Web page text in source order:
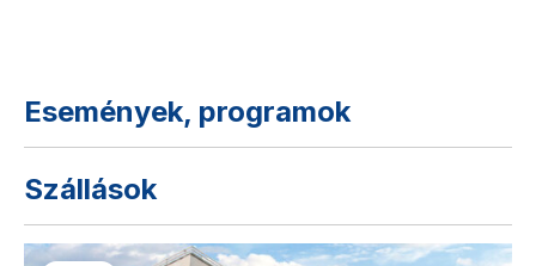
Események, programok
Szállások